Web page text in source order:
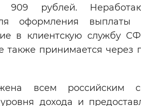
Звуковой ассистент
Остановить
909 рублей.
оформления выплаты
в клиентскую службу
принимается через
всем российским
дохода и